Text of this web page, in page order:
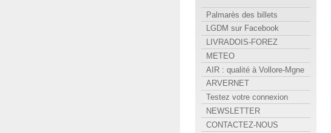
Palmarès des billets
LGDM sur Facebook
LIVRADOIS-FOREZ
METEO
AIR : qualité à Vollore-Mgne
ARVERNET
Testez votre connexion
NEWSLETTER
CONTACTEZ-NOUS